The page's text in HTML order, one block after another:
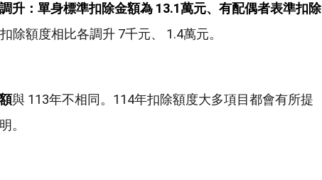
升： 單身標準扣除金額為 13.1萬元、有配偶者表準扣除
除額度相比各調升 7千元、 1.4萬元。
與 113年不相同。114年扣除額度大多項目都會有所提
。